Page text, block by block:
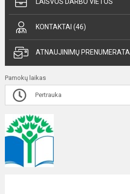
KONTAKTAI (46)
ATNAUJINIMŲ PRENUMERATA
Pamokų laikas
Pertrauka